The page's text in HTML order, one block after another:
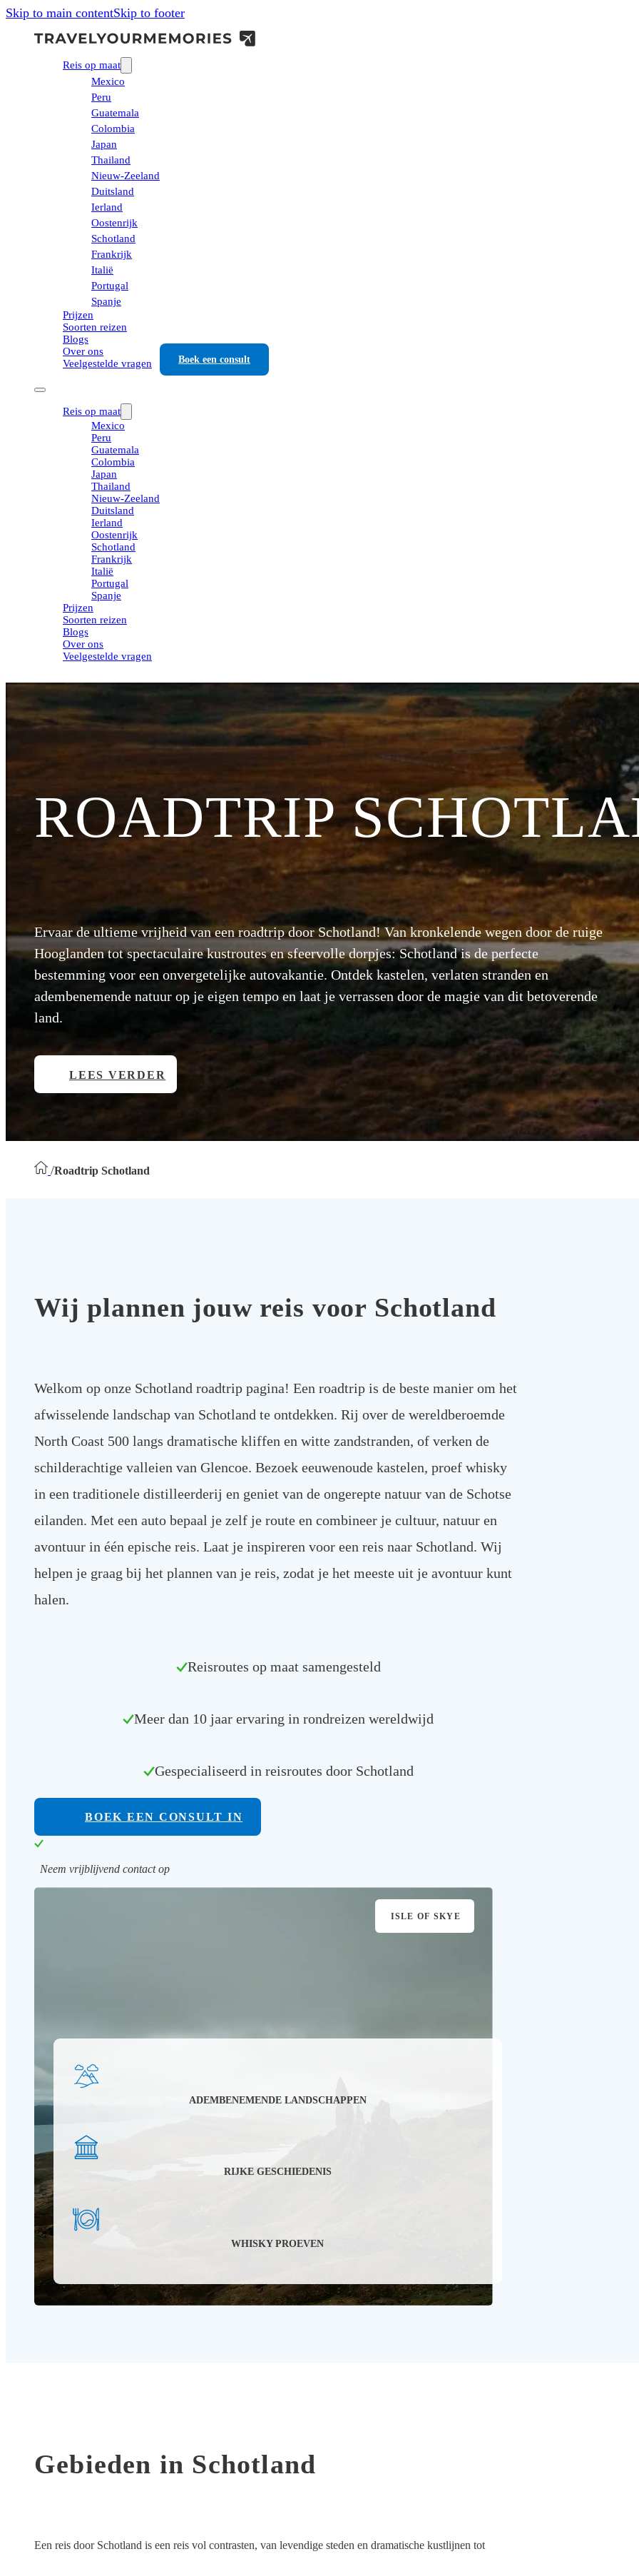
Skip to main contentSkip to footer
Reis op maat
Mexico
Peru
Guatemala
Colombia
Japan
Thailand
Nieuw-Zeeland
Duitsland
Ierland
Oostenrijk
Schotland
Frankrijk
Italië
Portugal
Spanje
Prijzen
Soorten reizen
Blogs
Over ons
Veelgestelde vragen
Reis op maat
Mexico
Peru
Guatemala
Colombia
Japan
Thailand
Nieuw-Zeeland
Duitsland
Ierland
Oostenrijk
Schotland
Frankrijk
Italië
Portugal
Spanje
Prijzen
Soorten reizen
Blogs
Over ons
Veelgestelde vragen
Boek een consult
ROADTRIP
Ervaar de ultieme vrijheid van een roadtrip door Schotland! Van kronkelende wegen door de ruige
Hooglanden tot spectaculaire kustroutes en sfeervolle dorpjes: Schotland is de perfecte
bestemming voor een onvergetelijke autovakantie. Ontdek kastelen, verlaten stranden en
adembenemende natuur op je eigen tempo en laat je verrassen door de magie van dit betoverende
land.
LEES VERDER
/Roadtrip Schotland
Wij plannen jouw reis voor Schotland
Welkom op onze Schotland roadtrip pagina! Een roadtrip is de beste manier om het
afwisselende landschap van Schotland te ontdekken. Rij over de wereldberoemde
North Coast 500 langs dramatische kliffen en witte zandstranden, of verken de
schilderachtige valleien van Glencoe. Bezoek eeuwenoude kastelen, proef whisky
in een traditionele distilleerderij en geniet van de ongerepte natuur van de Schotse
eilanden. Met een auto bepaal je zelf je route en combineer je cultuur, natuur en
avontuur in één epische reis. Laat je inspireren voor een reis naar Schotland. Wij
helpen je graag bij het plannen van je reis, zodat je het meeste uit je avontuur kunt
halen.
Reisroutes op maat samengesteld
Meer dan 10 jaar ervaring in rondreizen wereldwijd
Gespecialiseerd in reisroutes door Schotland
BOEK EEN CONSULT IN
Neem vrijblijvend contact op
ISLE OF SKYE
ADEMBENEMENDE LANDSCHAPPEN
RIJKE GESCHIEDENIS
WHISKY PROEVEN
Gebieden in Schotland
Een reis door Schotland is een reis vol contrasten, van levendige steden en dramatische kustlijnen tot